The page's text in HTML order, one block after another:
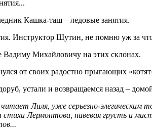
Кашка-таш – ледовые занятия.
Инструктор Шутин, не помню уж за
Михайловичу на этих склонах.
от своих радостно прыгающих
устали и возвращаемся назад –
Лиля, уже серьезно-элегическим
стихи Лермонтова, навевая грусть и